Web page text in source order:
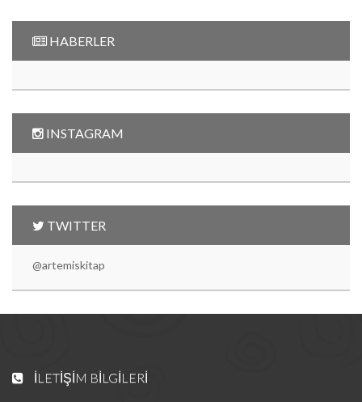
HABERLER
INSTAGRAM
TWITTER
@artemiskitap
İLETIŞIM BILGILERI